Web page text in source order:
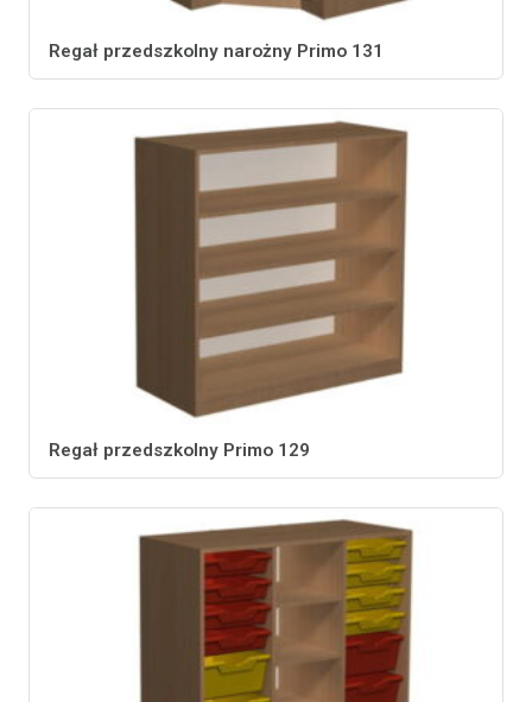
Regał przedszkolny narożny Primo 131
Regał przedszkolny Primo 129